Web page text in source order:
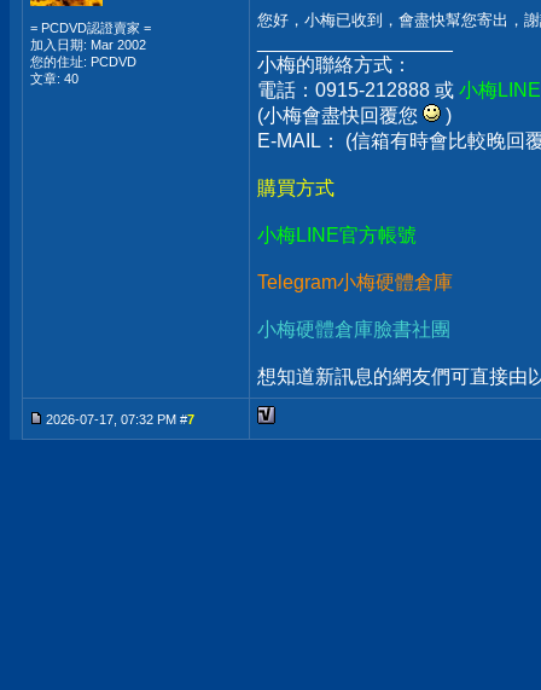
= PCDVD認證賣家 =
加入日期: Mar 2002
您的住址: PCDVD
文章: 40
您好，小梅已收到，會盡快幫您寄出，
小梅的聯絡方式：
電話：0915-212888 或 小梅
(小梅會盡快回覆您
)
E-MAIL： (信箱有時會比較晚回
購買方式
小梅LINE官方帳號
Telegram小梅硬體倉庫
小梅硬體倉庫臉書社團
想知道新訊息的網友們可直接由
2026-07-17, 07:32 PM #7